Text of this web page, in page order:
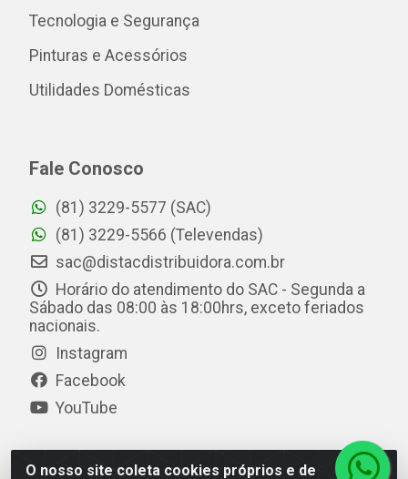
O nosso site coleta cookies próprios e de
Tecnologia e Segurança
Pinturas e Acessórios
Utilidades Domésticas
Fale Conosco
(81) 3229-5577 (SAC)
(81) 3229-5566 (Televendas)
sac@distacdistribuidora.com.br
Horário do atendimento do SAC - Segunda a
Sábado das 08:00 às 18:00hrs, exceto feriados
nacionais.
Instagram
Facebook
YouTube